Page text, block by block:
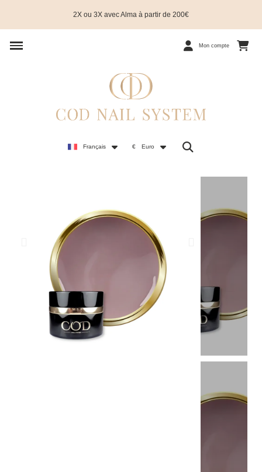
2X ou 3X avec Alma à partir de 200€
Mon compte
Français € Euro